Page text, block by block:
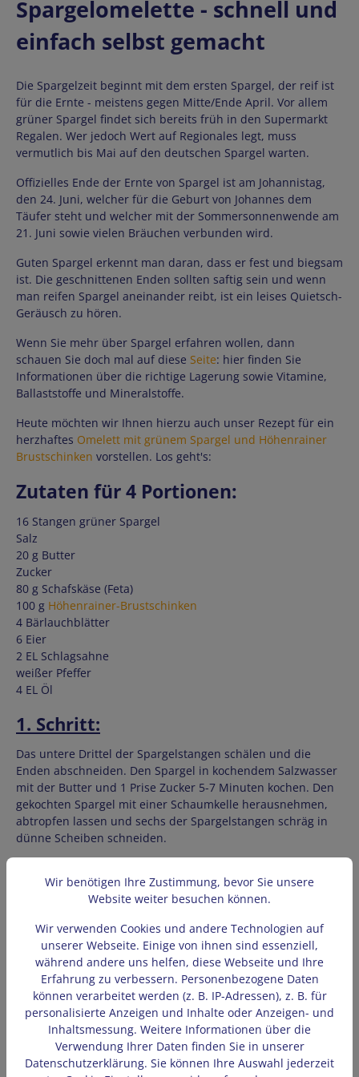
Spargelomelette - schnell und
einfach selbst gemacht
Die Spargelzeit beginnt mit dem ersten Spargel, der reif ist
für die Ernte - meistens gegen Mitte/Ende April. Vor allem
grüner Spargel findet sich bereits früh in den Supermarkt
Regalen. Wer jedoch Wert auf Regionales legt, muss
vermutlich bis Mai auf den deutschen Spargel warten.
Offizielles Ende der Ernte von Spargel ist am Johannistag,
den 24. Juni, welcher für die Geburt von Johannes dem
Täufer steht und welcher mit der Sommersonnenwende am
21. Juni sowie vielen Bräuchen verbunden wird.
Guten Spargel erkennt man daran, dass er fest und biegsam
ist. Die geschnittenen Enden sollten saftig sein und wenn
man reifen Spargel aneinander reibt, ist ein leises Quietsch-
Geräusch zu hören.
Wenn Sie mehr über Spargel erfahren wollen, dann
schauen Sie doch mal auf diese Seite: hier finden Sie
Informationen über die richtige Lagerung sowie Vitamine,
Ballaststoffe und Mineralstoffe.
Heute möchten wir Ihnen hierzu auch unser Rezept für ein
herzhaftes Omelett mit grünem Spargel und Höhenrainer
Brustschinken vorstellen. Los geht's:
Zutaten für 4 Portionen:
16 Stangen grüner Spargel
Salz
20 g Butter
Zucker
80 g Schafskäse (Feta)
100 g Höhenrainer-Brustschinken
4 Bärlauchblätter
6 Eier
2 EL Schlagsahne
weißer Pfeffer
4 EL Öl
1. Schritt:
Das untere Drittel der Spargelstangen schälen und die
Enden abschneiden. Den Spargel in kochendem Salzwasser
mit der Butter und 1 Prise Zucker 5-7 Minuten kochen. Den
gekochten Spargel mit einer Schaumkelle herausnehmen,
abtropfen lassen und sechs der Spargelstangen schräg in
dünne Scheiben schneiden.
2. Schritt:
Den Schafskäse zerbröseln, denHöhenrainer-Brustschinken
3.Schritt:
Die Eier mit der Sahne, Salz und Pfeffer verquirlen. Öl in
einer beschichteten Pfanne erhitzen, die Hälfte der
Spargelscheiben darin anbraten, die Hälfte der
Eiermischung hineingeben und bei mittlerer Hitze 3
Minuten stocken lassen.
Wir benötigen Ihre Zustimmung, bevor Sie unsere
Website weiter besuchen können.
Wir verwenden Cookies und andere Technologien auf
unserer Webseite. Einige von ihnen sind essenziell,
während andere uns helfen, diese Webseite und Ihre
Erfahrung zu verbessern. Personenbezogene Daten
können verarbeitet werden (z. B. IP-Adressen), z. B. für
personalisierte Anzeigen und Inhalte oder Anzeigen- und
Inhaltsmessung. Weitere Informationen über die
Verwendung Ihrer Daten finden Sie in unserer
Datenschutzerklärung. Sie können Ihre Auswahl jederzeit